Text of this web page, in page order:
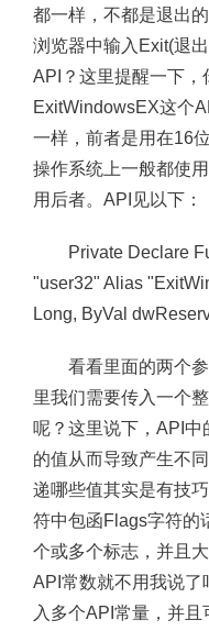
都一样，不都是退出
浏览器中输入Exit(退
API？这里提醒一下，
ExitWindowsEX这个
一样，前者是用在16
操作系统上一般都使
用后者。API见以下：
Private Declare
"user32" Alias
Long, ByVal
看看里面的两个参
里我们需要传入一个
呢？这里说下，API中
的值从而导致产生不
递哪些值其实是有技
符中包函Flags字符的
个或多个标志，并且
API常数就不用我说了
入多个API常量，并且